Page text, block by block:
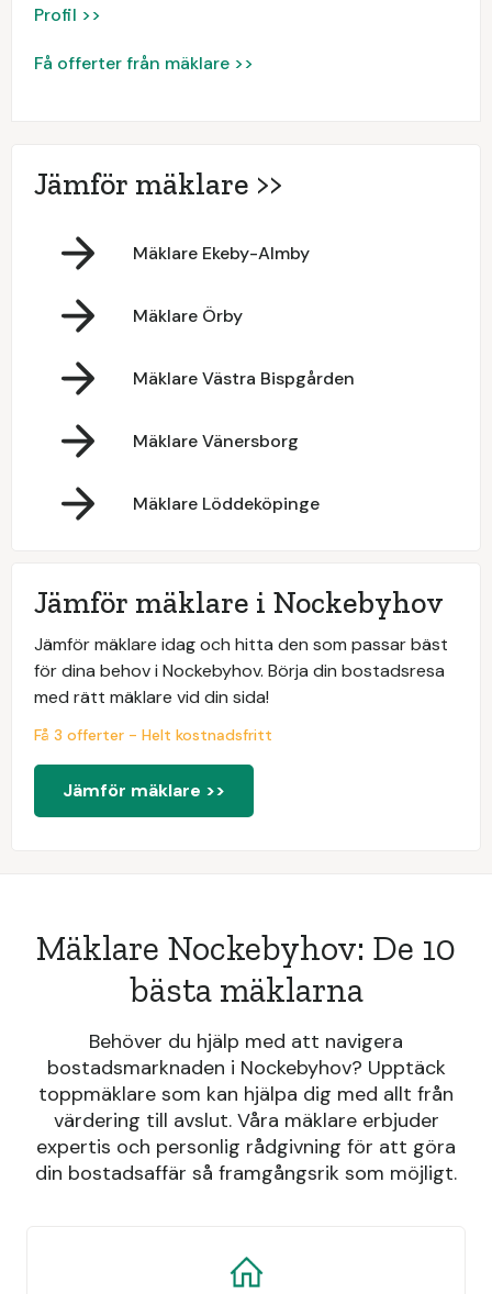
Profil >>
Få offerter från mäklare >>
Jämför mäklare >>
Mäklare Ekeby-Almby
Mäklare Örby
Mäklare Västra Bispgården
Mäklare Vänersborg
Mäklare Löddeköpinge
Jämför mäklare i Nockebyhov
Jämför mäklare idag och hitta den som passar bäst
för dina behov i Nockebyhov. Börja din bostadsresa
med rätt mäklare vid din sida!
Få 3 offerter - Helt kostnadsfritt
Jämför mäklare >>
Mäklare Nockebyhov: De 10
bästa mäklarna
Behöver du hjälp med att navigera
bostadsmarknaden i Nockebyhov? Upptäck
toppmäklare som kan hjälpa dig med allt från
värdering till avslut. Våra mäklare erbjuder
expertis och personlig rådgivning för att göra
din bostadsaffär så framgångsrik som möjligt.